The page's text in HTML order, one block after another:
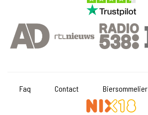
Faq Contact Biersommelier